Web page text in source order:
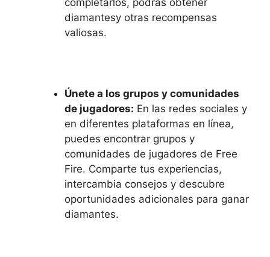
completarlos, podrás obtener
diamantesy otras recompensas
valiosas.
Únete a los grupos y comunidades
de jugadores: En las redes sociales y
en diferentes plataformas en línea,
puedes encontrar grupos y
comunidades de jugadores de Free
Fire. Comparte tus experiencias,
intercambia consejos y descubre
oportunidades adicionales para ganar
diamantes.